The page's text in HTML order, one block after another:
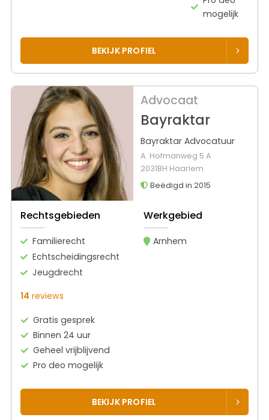
mogelijk
BEKIJK PROFIEL
Advocaat
Bayraktar
Bayraktar Advocatuur
A. Hofmanweg 5 A
2031BH Haarlem
Beëdigd in 2015
Rechtsgebieden
Familierecht
Echtscheidingsrecht
Jeugdrecht
Werkgebied
Arnhem
14 reviews
Gratis gesprek
Binnen 24 uur
Geheel vrijblijvend
Pro deo mogelijk
BEKIJK PROFIEL